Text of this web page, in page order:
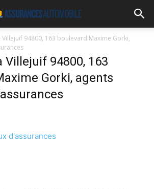
Villejuif 94800, 163 boulevard Maxime Gorki,
Villejuif 94800, 163
Gorki, agents
d'assurances